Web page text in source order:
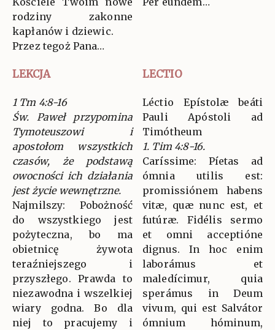
rodziny zakonne
kapłanów i dziewic.
Przez tegoż Pana…
LEKCJA LECTIO
1 Tm 4:8-16
Św. Paweł przypomina
Tymoteuszowi i
apostołom wszystkich
czasów, że podstawą
owocności ich działania
jest życie wewnętrzne.
Najmilszy: Pobożność
do wszystkiego jest
pożyteczna, bo ma
obietnicę żywota
teraźniejszego i
przyszłego. Prawda to
niezawodna i wszelkiej
wiary godna. Bo dla
niej to pracujemy i
Léctio Epístolæ beáti
Pauli Apóstoli ad
Timótheum
1. Tim 4:8-16.
Caríssime: Píetas ad
ómnia utilis est:
promissiónem habens
vitæ, quæ nunc est, et
futúræ. Fidélis sermo
et omni acceptióne
dignus. In hoc enim
laborámus et
maledícimur, quia
sperámus in Deum
vivum, qui est Salvátor
ómnium hóminum,